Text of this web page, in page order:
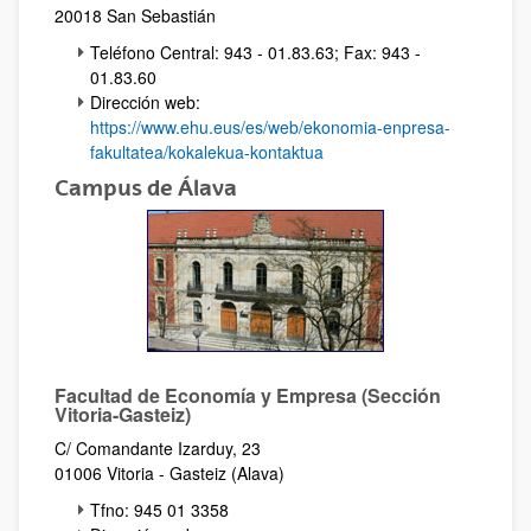
20018 San Sebastián
Teléfono Central: 943 - 01.83.63; Fax: 943 -
01.83.60
Dirección web:
https://www.ehu.eus/es/web/ekonomia-enpresa-
fakultatea/kokalekua-kontaktua
Campus de Álava
Facultad de Economía y Empresa (Sección
Vitoria-Gasteiz)
C/ Comandante Izarduy, 23
01006 Vitoria - Gasteiz (Alava)
Tfno: 945 01 3358